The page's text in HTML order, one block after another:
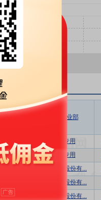
成交额/
买方营业部
0.53% 机构专用
0.50% 机构专用
华泰证券股份有...
中信证券股份有...
0.32% 中信证券股份有...